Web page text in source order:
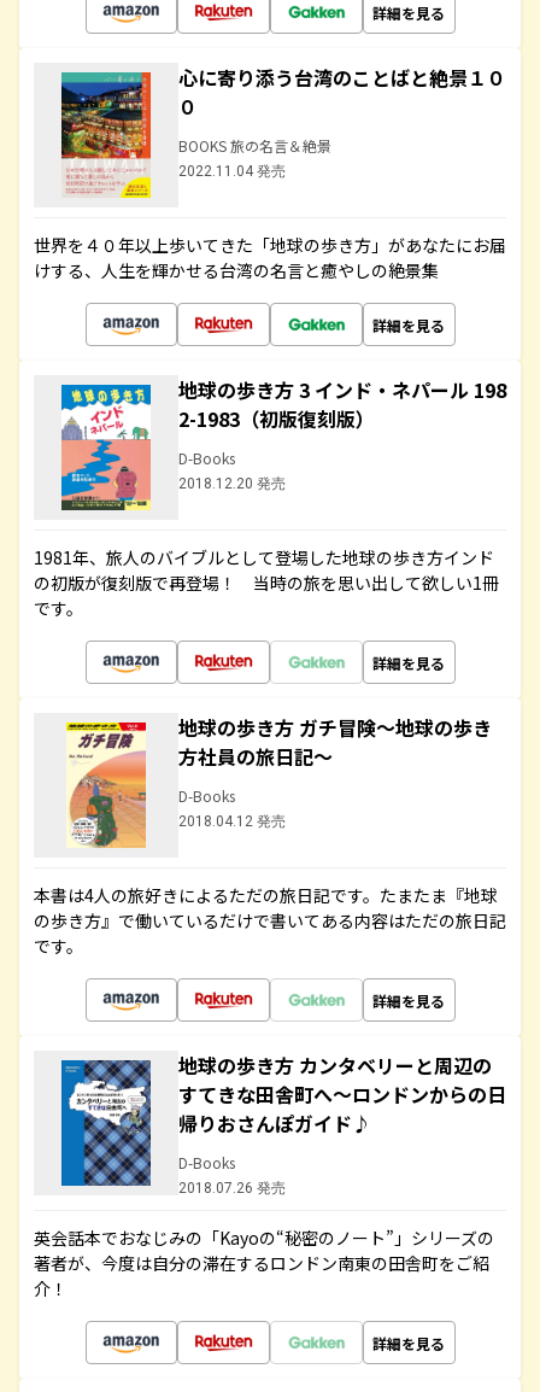
詳細を見る
心に寄り添う台湾のことばと絶景１０
０
BOOKS 旅の名言＆絶景
2022.11.04 発売
世界を４０年以上歩いてきた「地球の歩き方」があなたにお届
けする、人生を輝かせる台湾の名言と癒やしの絶景集
詳細を見る
地球の歩き方 3 インド・ネパール 198
2-1983（初版復刻版）
D-Books
2018.12.20 発売
1981年、旅人のバイブルとして登場した地球の歩き方インド
の初版が復刻版で再登場！ 当時の旅を思い出して欲しい1冊
です。
詳細を見る
地球の歩き方 ガチ冒険～地球の歩き
方社員の旅日記～
D-Books
2018.04.12 発売
本書は4人の旅好きによるただの旅日記です。たまたま『地球
の歩き方』で働いているだけで書いてある内容はただの旅日記
です。
詳細を見る
地球の歩き方 カンタベリーと周辺の
すてきな田舎町へ～ロンドンからの日
帰りおさんぽガイド♪
D-Books
2018.07.26 発売
英会話本でおなじみの「Kayoの“秘密のノート”」シリーズの
著者が、今度は自分の滞在するロンドン南東の田舎町をご紹
介！
詳細を見る